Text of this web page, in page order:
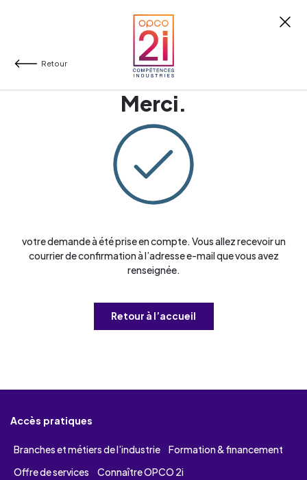
Retour
Merci.
votre demande à été prise en compte. Vous allez recevoir un
courrier de confirmation à l’adresse e-mail que vous avez
renseignée.
Retour à l’accueil
Accès pratiques
Branches et métiers de l’industrie
Formation & financement
Offre de services
Connaître OPCO 2i